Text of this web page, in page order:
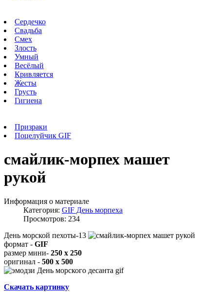
Сердечко
Свадьба
Смех
Злость
Умный
Весёлый
Кривляется
Жесты
Грусть
Гигиена
Призраки
Поцелуйчик GIF
смайлик-морпех машет
рукой
Информация о материале
Категория: GIF День морпеха
Просмотров: 234
День морской пехоты-13
формат - GIF
размер мини- 250 x 250
оригинал - 500 x 500
Скачать картинку